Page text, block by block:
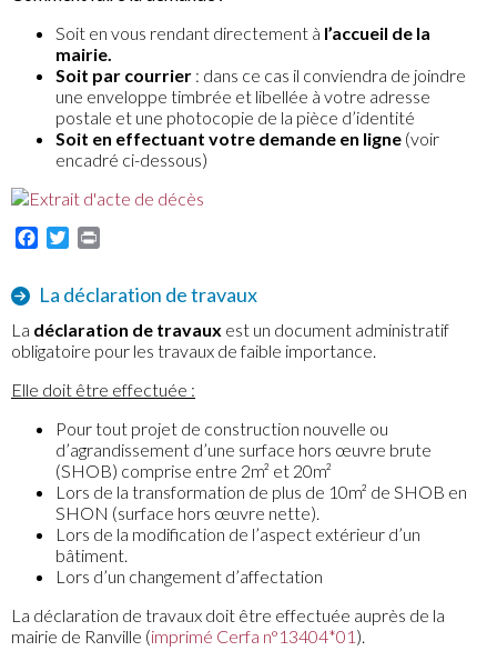
Soit en vous rendant directement à l’accueil de la
mairie.
Soit par courrier : dans ce cas il conviendra de joindre
une enveloppe timbrée et libellée à votre adresse
postale et une photocopie de la pièce d’identité
Soit en effectuant votre demande en ligne (voir
encadré ci-dessous)
Facebook
Twitter
La déclaration de travaux
La déclaration de travaux est un document administratif
obligatoire pour les travaux de faible importance.
Elle doit être effectuée :
Pour tout projet de construction nouvelle ou
d’agrandissement d’une surface hors œuvre brute
(SHOB) comprise entre 2m² et 20m²
Lors de la transformation de plus de 10m² de SHOB en
SHON (surface hors œuvre nette).
Lors de la modification de l’aspect extérieur d’un
bâtiment.
Lors d’un changement d’affectation
La déclaration de travaux doit être effectuée auprès de la
mairie de Ranville (imprimé Cerfa n°13404*01 ).